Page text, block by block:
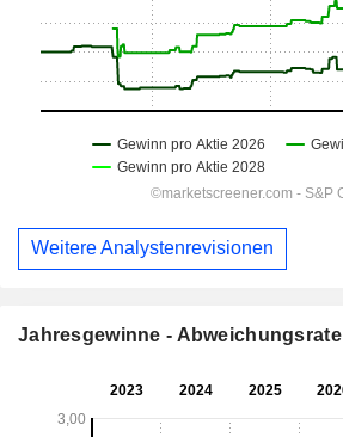
Weitere Analystenrevisionen
Jahresgewinne - Abweichungsrate